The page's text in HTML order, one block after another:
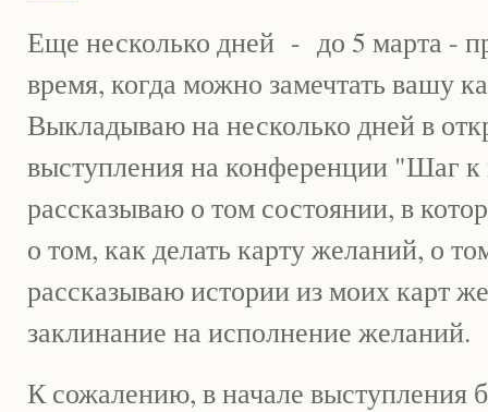
Еще несколько дней - до 5 марта -
время, когда можно замечтать вашу
Выкладываю на несколько дней в
выступления на конференции "Шаг к
рассказываю о том состоянии, в
о том, как делать карту желаний, о
рассказываю истории из моих карт
заклинание на исполнение желаний.
К сожалению, в начале выступления